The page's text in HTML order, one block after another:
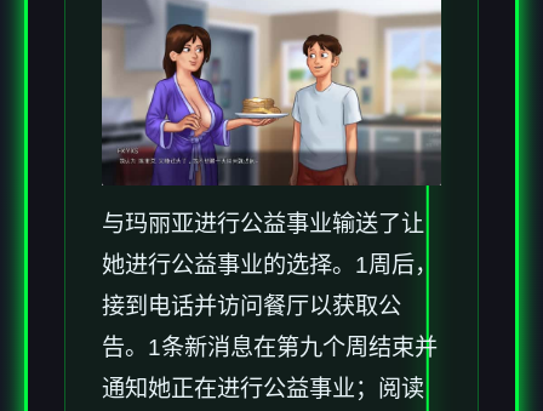
与玛丽亚进行公益事业输送了让
她进行公益事业的选择。1周后，
接到电话并访问餐厅以获取公
告。1条新消息在第九个周结束并
通知她正在进行公益事业；阅读